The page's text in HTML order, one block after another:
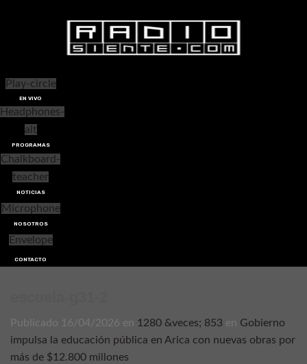
Play-circle
EN VIVO
Headphones-
alt
PROGRAMAS
Chalkboard-
teacher
NOTICIAS
Microphone
NOSOTROS
Envelope
CONTACTO
Publicado 16/04/2026 en 1280 &veces; 853 en Gobierno
impulsa la educación pública en Arica con nuevas obras por
más de $12.800 millones